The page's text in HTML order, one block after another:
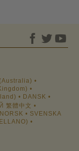
DANSK
繁體中文
NORSK
SVENSKA